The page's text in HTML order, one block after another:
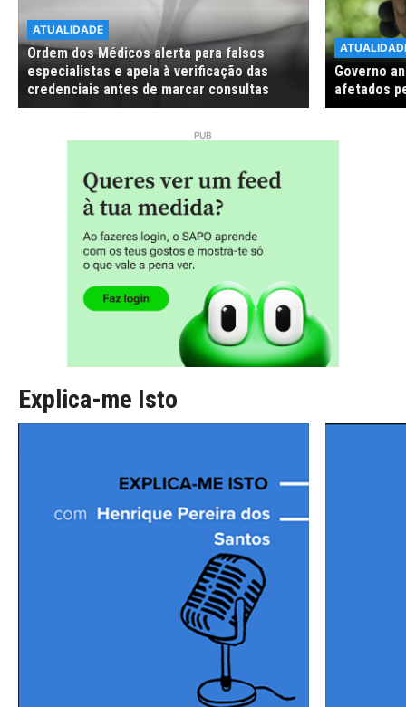
ATUALIDADE
Ordem dos Médicos alerta para falsos
especialistas e apela à verificação das
credenciais antes de marcar consultas
Governo
afetados
Explica-me Isto